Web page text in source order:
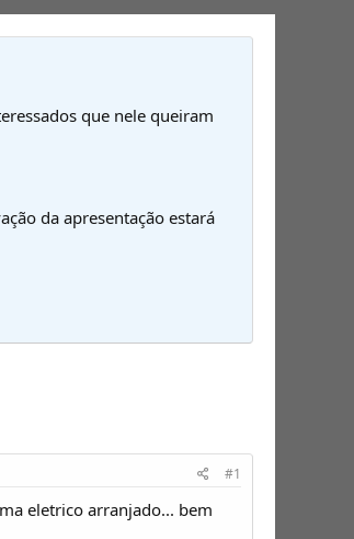
que nele queiram
da apresentação estará
#1
eletrico arranjado... bem